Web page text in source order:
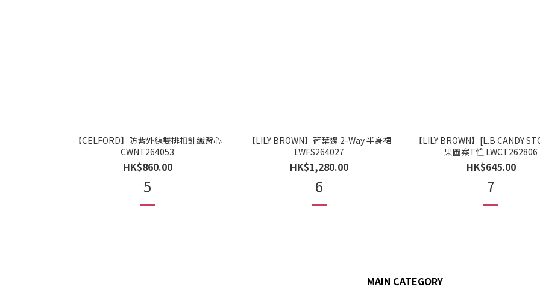
【CELFORD】防紫外線雙排扣針織背心
CWNT264053
HK$860.00
5
【LILY BROWN】荷葉邊 2-Way 半身裙
LWFS264027
HK$1,280.00
6
【LILY BROWN】[L.B CANDY
果圖案T恤 LWCT262806
HK$645.00
7
MAIN CATEGORY